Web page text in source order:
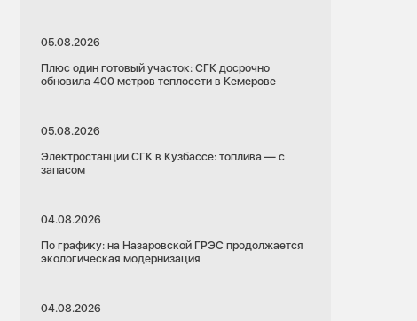
05.08.2026
Плюс один готовый участок: СГК досрочно
обновила 400 метров теплосети в Кемерове
05.08.2026
Электростанции СГК в Кузбассе: топлива — с
запасом
04.08.2026
По графику: на Назаровской ГРЭС продолжается
экологическая модернизация
04.08.2026